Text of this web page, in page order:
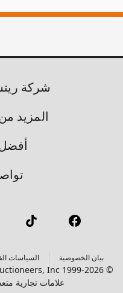
شركة
المزيد
بيان الخصوصية السياسات
علامات تجارية